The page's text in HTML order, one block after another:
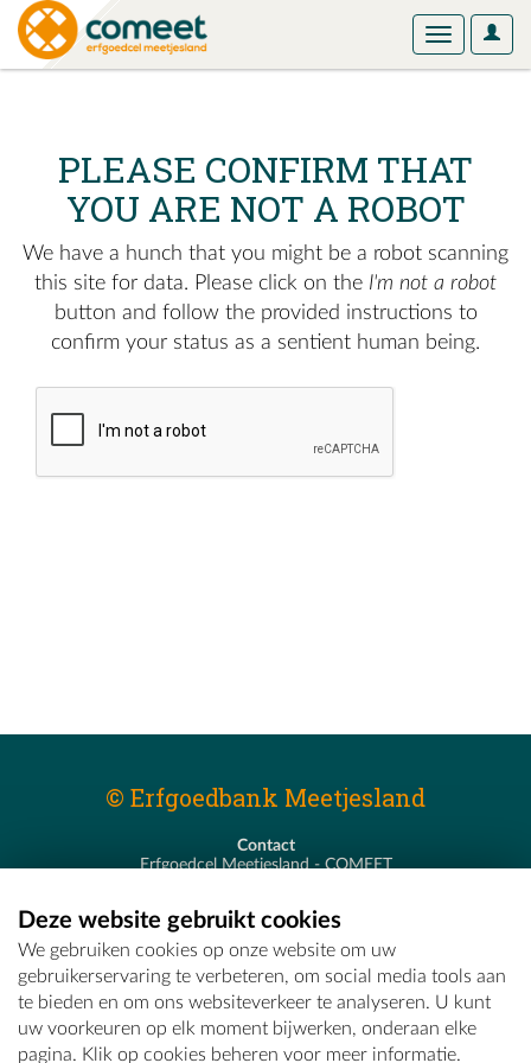
User
Toggle
PLEASE CONFIRM THAT
YOU ARE NOT A ROBOT
We have a hunch that you might be a robot scanning
this site for data. Please click on the I'm not a robot
button and follow the provided instructions to
confirm your status as a sentient human being.
© Erfgoedbank Meetjesland
Contact
Erfgoedcel Meetjesland - COMEET
T - 09 373 75 96
E -erfgoedcel@comeet.be
Deze website gebruikt cookies
We gebruiken cookies op onze website om uw
gebruikerservaring te verbeteren, om social media tools aan
te bieden en om ons websiteverkeer te analyseren. U kunt
uw voorkeuren op elk moment bijwerken, onderaan elke
pagina. Klik op cookies beheren voor meer informatie.